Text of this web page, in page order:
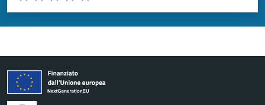
Valuta 5 stelle su 5
Valuta 4 stelle su 5
Valuta 3 stelle su 5
Valuta 2 stelle su 5
Valuta 1 stelle su 5